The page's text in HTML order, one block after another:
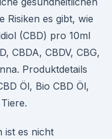
Risiken es gibt, wie
(CBD) pro 10ml
CBDA, CBDV, CBG,
Produktdetails
Öl, Bio CBD Öl,
ist es nicht